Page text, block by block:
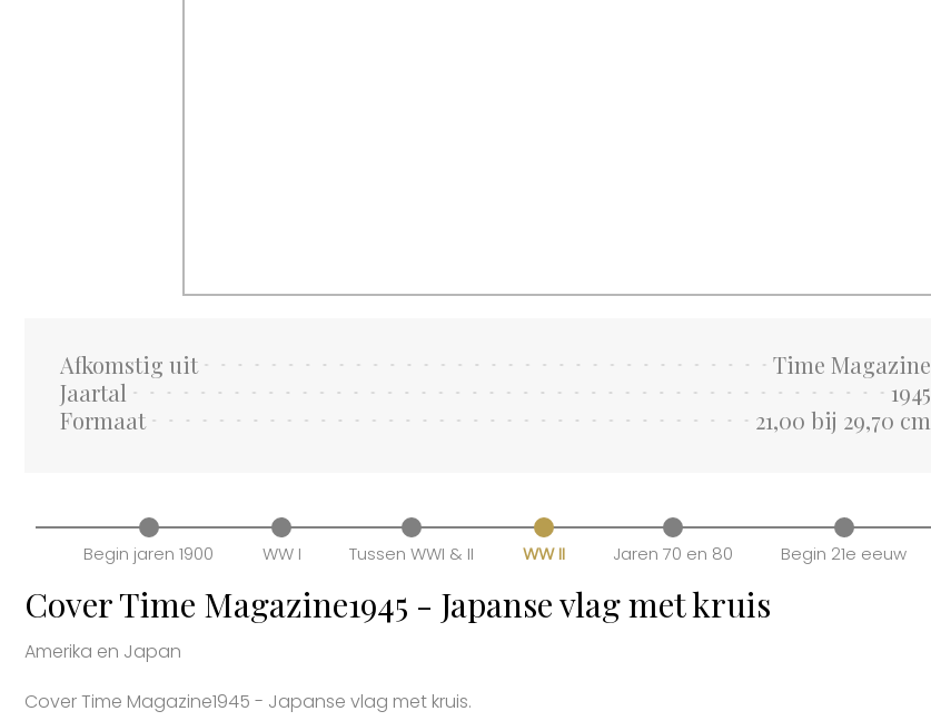
Afkomstig uit
Time Magazine
Jaartal
1945
Formaat
21,00 bij 29,70 cm
Begin jaren 1900 WW I Tussen WWI & II WW II Jaren 70 en 80 Begin 21e eeuw
Cover Time Magazine1945 - Japanse vlag met kruis
Amerika en Japan
Cover Time Magazine1945 - Japanse vlag met kruis.